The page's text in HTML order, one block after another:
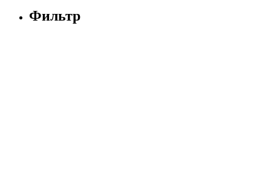
Фильтр